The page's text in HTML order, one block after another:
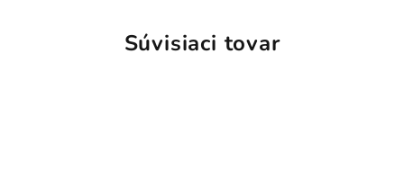
Súvisiaci tovar